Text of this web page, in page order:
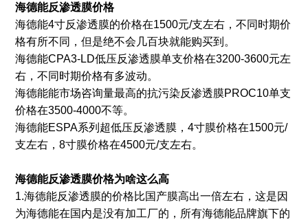
海德能反渗透膜价格
海德能4寸反渗透膜的价格在1500元/支左右，不同时期价
格有所不同，但是绝不会几百块就能购买到。
海德能CPA3-LD低压反渗透膜单支价格在3200-3600元左
右，不同时期价格有多波动。
海德能能市场咨询量最高的抗污染反渗透膜PROC10单支
价格在3500-4000不等。
海德能ESPA系列超低压反渗透膜，4寸膜价格在1500元/
支左右，8寸膜价格在4500元/支左右。
海德能反渗透膜价格为啥这么高
1.海德能反渗透膜的价格比国产膜高出一倍左右，这是因
为海德能在国内是没有加工厂的，所有海德能品牌旗下的